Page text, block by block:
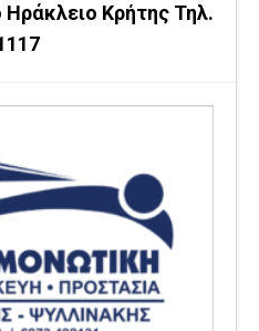
Κρήτης Τηλ.